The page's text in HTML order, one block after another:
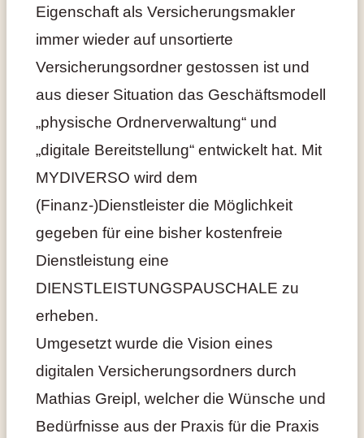
Eigenschaft als Versicherungsmakler
immer wieder auf unsortierte
Versicherungsordner gestossen ist und
aus dieser Situation das Geschäftsmodell
„physische Ordnerverwaltung“ und
„digitale Bereitstellung“ entwickelt hat. Mit
MYDIVERSO wird dem
(Finanz-)Dienstleister die Möglichkeit
gegeben für eine bisher kostenfreie
Dienstleistung eine
DIENSTLEISTUNGSPAUSCHALE zu
erheben.
Umgesetzt wurde die Vision eines
digitalen Versicherungsordners durch
Mathias Greipl, welcher die Wünsche und
Bedürfnisse aus der Praxis für die Praxis